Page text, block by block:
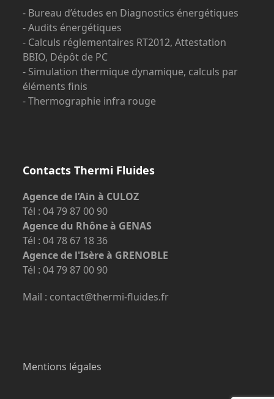
- Bureau d’études en Diagnostics énergétiques
- Audits énergétiques
- Calculs réglementaires RT2012, Attestation
BBIO, Dépôt de PC
- Simulation thermique dynamique, calculs par
éléments finis
- Thermographie infra rouge
Contacts Thermi Fluides
Agence de l’Ain à CULOZ
Tél : 04 79 87 00 90
Agence du Rhône à GENAS
Tél : 04 78 67 18 36
Agence de l'Isère à GRENOBLE
Tél : 04 79 87 00 90
Mail : contact@thermi-fluides.fr
Mentions légales